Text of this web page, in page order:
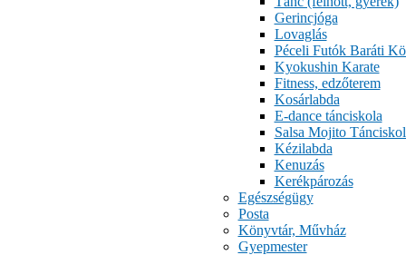
Gerincjóga
Lovaglás
Péceli Futók Baráti
Kyokushin Karate
Fitness, edzőterem
Kosárlabda
E-dance tánciskola
Salsa Mojito
Kézilabda
Kenuzás
Kerékpározás
Egészségügy
Posta
Könyvtár, Művház
Gyepmester